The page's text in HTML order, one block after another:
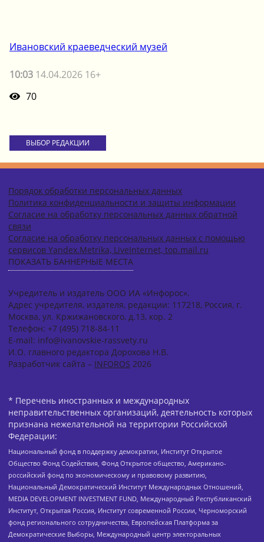
Ивановский краеведческий музей
10:03 14.04.2026 16+
70
ВЫБОР РЕДАКЦИИ
Порядок обработки персональных данных
Политика конфиденциальности и защиты информации
Согласие на обработку персональных данных обратной
связи
Согласие на обработку персональных данных с помощью
сервисов Yandex.Metrika, LiveInternet, top.mail.ru
ПОКАЗАТЬ БАННЕРНЫЕ МЕСТА
Учредитель и издатель ООО ИА «Инфорос».
Адрес учредителя, издателя, редакции: 117218, Россия, г.
Москва, ул. Кржижановского, д.13, кор. 2
Телефон: +7 (495) 718-84-11
E-mail: info@ivanovskie-rassvety.ru
И.О. главного редактора Дорохова Н.В.
Разработчик сайта – INFOROS 2026
* Перечень иностранных и международных
неправительственных организаций, деятельность которых
признана нежелательной на территории Российской
Федерации:
Национальный фонд в поддержку демократии, Институт Открытое
Общество Фонд Содействия, Фонд Открытое общество, Американо-
российский фонд по экономическому и правовому развитию,
Национальный Демократический Институт Международных Отношений,
MEDIA DEVELOPMENT INVESTMENT FUND, Международный Республиканский
Институт, Открытая Россия, Институт современной России, Черноморский
фонд регионального сотрудничества, Европейская Платформа за
Демократические Выборы, Международный центр электоральных